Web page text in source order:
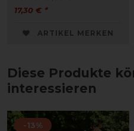
17,30 € *
ARTIKEL MERKEN
Diese Produkte
interessieren
-13%